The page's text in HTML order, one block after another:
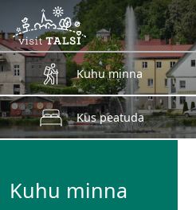
Skip to main content
Kuhu minna
Kus peatuda
Kuhu minna